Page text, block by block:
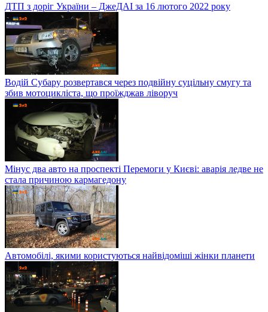
ДТП з доріг України – ДжеДАІ за 16 лютого 2022 року
Водій Субару розвертався через подвійну суцільну смугу та
збив мотоцикліста, що проїжджав ліворуч
Мінус два авто на проспекті Перемоги у Києві: аварія ледве не
стала причиною кармагедону
Автомобілі, якими користуються найвідоміші жінки планети